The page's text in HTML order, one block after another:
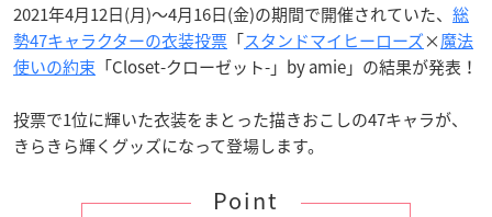
2021年4月12日(月)～4月16日(金)の期間で開催されていた、 総
勢47キャラクターの衣装投票 「スタンドマイヒーローズ×魔法
使いの約束 「Closet-クローゼット-」by amie」の結果が発表！
投票で1位に輝いた衣装をまとった描きおこしの47キャラが、
きらきら輝くグッズになって登場します。
Point